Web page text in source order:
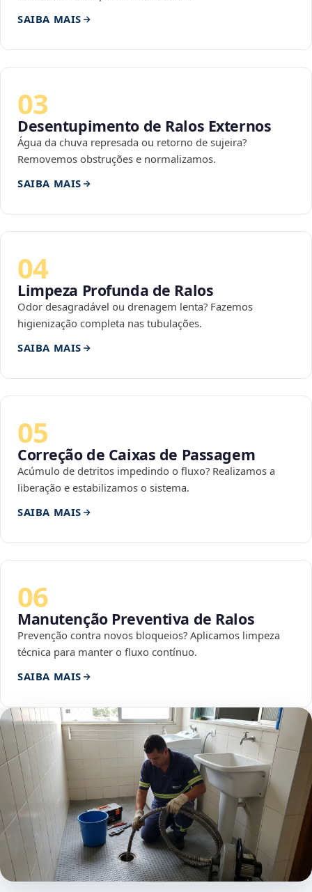
SAIBA MAIS
03
Desentupimento de Ralos Externos
Água da chuva represada ou retorno de sujeira?
Removemos obstruções e normalizamos.
SAIBA MAIS
04
Limpeza Profunda de Ralos
Odor desagradável ou drenagem lenta? Fazemos
higienização completa nas tubulações.
SAIBA MAIS
05
Correção de Caixas de Passagem
Acúmulo de detritos impedindo o fluxo? Realizamos a
liberação e estabilizamos o sistema.
SAIBA MAIS
06
Manutenção Preventiva de Ralos
Prevenção contra novos bloqueios? Aplicamos limpeza
técnica para manter o fluxo contínuo.
SAIBA MAIS